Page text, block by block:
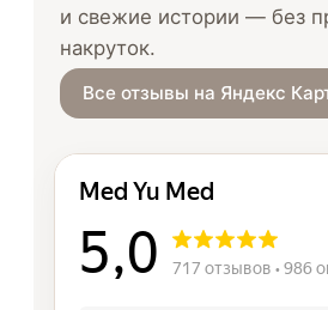
и свежие истории — без
накруток.
Все отзывы на Яндекс